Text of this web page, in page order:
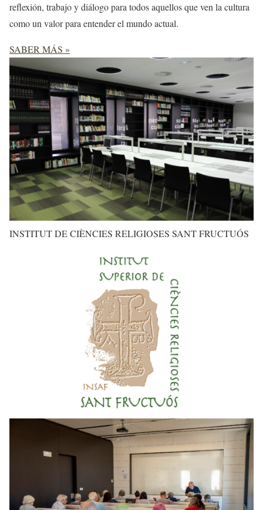
reflexión, trabajo y diálogo para todos aquellos que ven la cultura
como un valor para entender el mundo actual.
SABER MÁS »
INSTITUT DE CIÈNCIES RELIGIOSES SANT FRUCTUÓS